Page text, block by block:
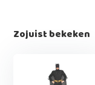
Zojuist bekeken